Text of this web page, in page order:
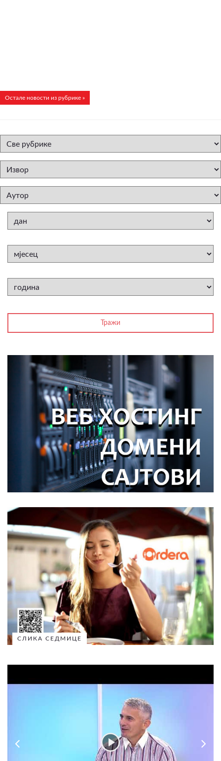
Остале новости из рубрике »
СЛИКА СЕДМИЦЕ